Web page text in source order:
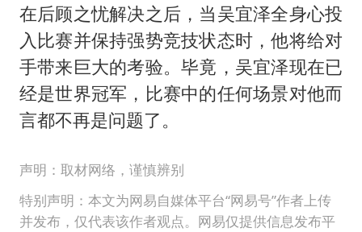
在后顾之忧解决之后，当吴宜泽全身心投
入比赛并保持强势竞技状态时，他将给对
手带来巨大的考验。毕竟，吴宜泽现在已
经是世界冠军，比赛中的任何场景对他而
言都不再是问题了。
声明：取材网络，谨慎辨别
特别声明：本文为网易自媒体平台“网易号”作者上传
并发布，仅代表该作者观点。网易仅提供信息发布平